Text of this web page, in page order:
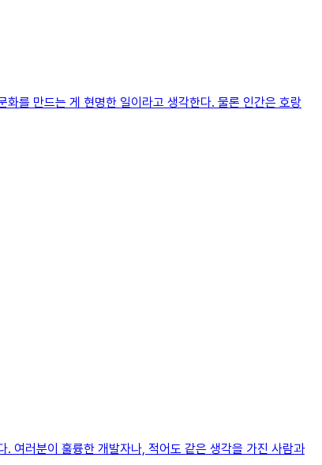
를 만드는 게 현명한 일이라고 생각한다. 물론 인간은 호랑
여러분이 훌륭한 개발자나, 적어도 같은 생각을 가진 사람과